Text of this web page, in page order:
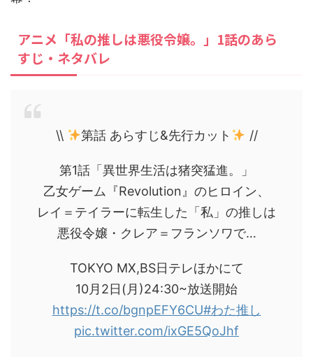
アニメ「私の推しは悪役令嬢。」1話のあら
すじ・ネタバレ
\\ 第話 あらすじ&先行カット //
第1話「異世界生活は猪突猛進。」
乙女ゲーム『Revolution』のヒロイン、
レイ＝テイラーに転生した「私」の推しは
悪役令嬢・クレア＝フランソワで…
TOKYO MX,BS日テレほかにて
10月2日(月)24:30~放送開始
https://t.co/bgnpEFY6CU#わた推し
pic.twitter.com/ixGE5QoJhf